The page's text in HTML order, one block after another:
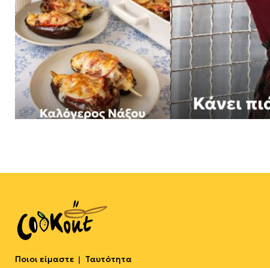
Ποιοι είμαστε Ταυτότητα